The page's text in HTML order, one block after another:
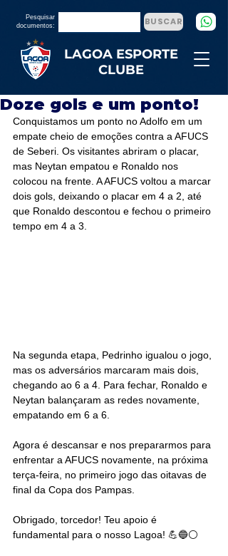
LAGOA ESPORTE
CLUBE
Pesquisar
documentos:
BUSCAR
Doze gols e um ponto!
Conquistamos um ponto no Adolfo em um
empate cheio de emoções contra a AFUCS
de Seberi. Os visitantes abriram o placar,
mas Neytan empatou e Ronaldo nos
colocou na frente. A AFUCS voltou a marcar
dois gols, deixando o placar em 4 a 2, até
que Ronaldo descontou e fechou o primeiro
tempo em 4 a 3.
Na segunda etapa, Pedrinho igualou o jogo,
mas os adversários marcaram mais dois,
chegando ao 6 a 4. Para fechar, Ronaldo e
Neytan balançaram as redes novamente,
empatando em 6 a 6.
Agora é descansar e nos prepararmos para
enfrentar a AFUCS novamente, na próxima
terça-feira, no primeiro jogo das oitavas de
final da Copa dos Pampas.
Obrigado, torcedor! Teu apoio é
fundamental para o nosso Lagoa! 💪🔵⚪